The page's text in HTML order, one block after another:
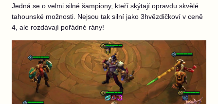
Jedná se o velmi silné šampiony, kteří skýtají opravdu skvělé
tahounské možnosti. Nejsou tak silní jako 3hvězdičkoví v ceně
4, ale rozdávají pořádné rány!